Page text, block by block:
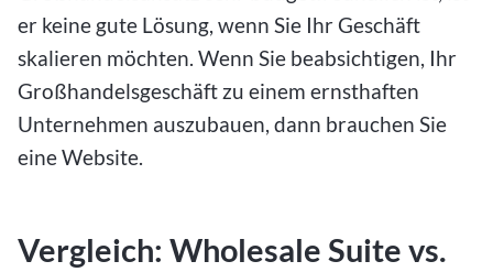
er keine gute Lösung, wenn Sie Ihr Geschäft
skalieren möchten. Wenn Sie beabsichtigen, Ihr
Großhandelsgeschäft zu einem ernsthaften
Unternehmen auszubauen, dann brauchen Sie
eine Website.
Vergleich: Wholesale Suite vs.